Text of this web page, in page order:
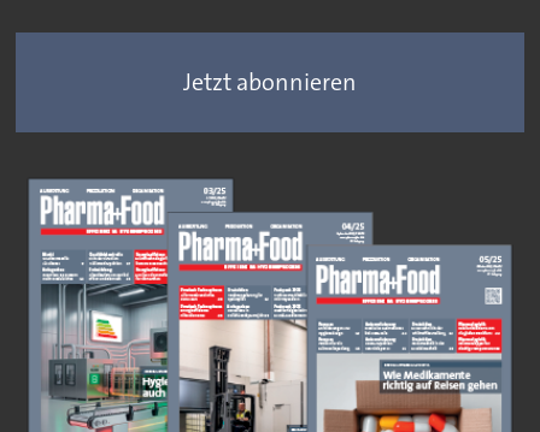
Jetzt abonnieren